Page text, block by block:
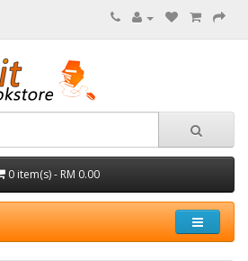
0 item(s) - RM 0.00